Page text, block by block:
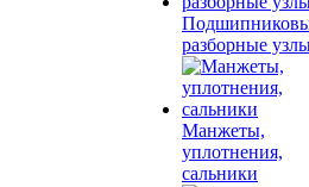
разборные
Манжеты,
уплотнения,
сальники